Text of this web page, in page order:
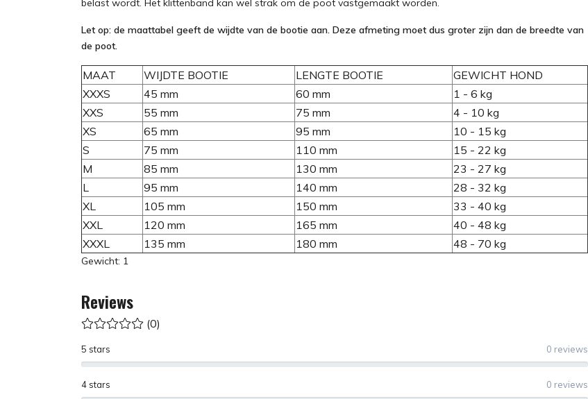
belast wordt. Het klittenband kan wel strak om de poot vastgemaakt worden.
Let op: de maattabel geeft de wijdte van de bootie aan. Deze afmeting moet dus groter zijn dan de breedte van
de poot.
MAAT WIJDTE BOOTIE LENGTE BOOTIE
GEWICHT HOND
XXXS
45 mm 60 mm
1 - 6 kg
XXS
55 mm 75 mm
4 - 10 kg
XS
65 mm 95 mm
10 - 15 kg
S
75 mm 110 mm
15 - 22 kg
M
85 mm 130 mm
23 - 27 kg
L
95 mm 140 mm
28 - 32 kg
XL
105 mm 150 mm
33 - 40 kg
XXL
120 mm 165 mm
40 - 48 kg
XXXL
135 mm 180 mm 48 - 70 kg
Gewicht: 1
Reviews
(0)
4 stars 0 reviews
5 stars 0 reviews